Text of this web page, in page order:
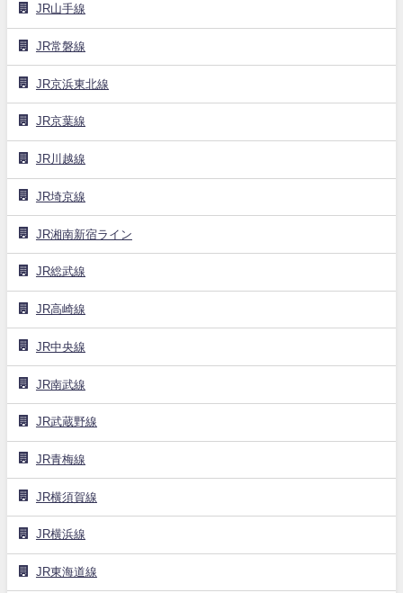
JR山手線
JR常磐線
JR京浜東北線
JR京葉線
JR川越線
JR埼京線
JR湘南新宿ライン
JR総武線
JR高崎線
JR中央線
JR南武線
JR武蔵野線
JR青梅線
JR横須賀線
JR横浜線
JR東海道線